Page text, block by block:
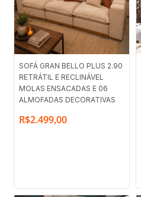
SOFÁ GRAN BELLO PLUS 2.90
RETRÁTIL E RECLINÁVEL
MOLAS ENSACADAS E 06
ALMOFADAS DECORATIVAS
R$2.499,00